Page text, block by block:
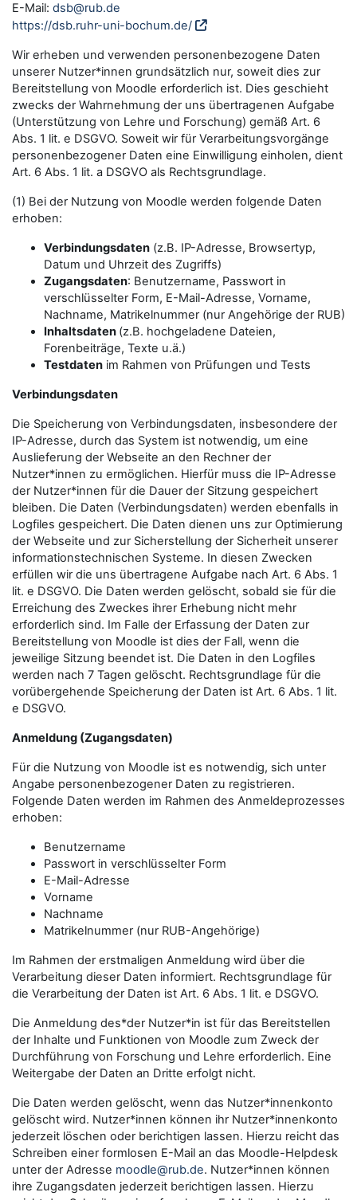
E-Mail: dsb@rub.de
https://dsb.ruhr-uni-bochum.de/
Wir erheben und verwenden personenbezogene Daten
unserer Nutzer*innen grundsätzlich nur, soweit dies zur
Bereitstellung von Moodle erforderlich ist. Dies geschieht
zwecks der Wahrnehmung der uns übertragenen Aufgabe
(Unterstützung von Lehre und Forschung) gemäß Art. 6
Abs. 1 lit. e DSGVO. Soweit wir für Verarbeitungsvorgänge
personenbezogener Daten eine Einwilligung einholen, dient
Art. 6 Abs. 1 lit. a DSGVO als Rechtsgrundlage.
(1) Bei der Nutzung von Moodle werden folgende Daten
erhoben:
Verbindungsdaten (z.B. IP-Adresse, Browsertyp,
Datum und Uhrzeit des Zugriffs)
Zugangsdaten: Benutzername, Passwort in
verschlüsselter Form, E-Mail-Adresse, Vorname,
Nachname, Matrikelnummer (nur Angehörige der RUB)
Inhaltsdaten (z.B. hochgeladene Dateien,
Forenbeiträge, Texte u.ä.)
Testdaten im Rahmen von Prüfungen und Tests
Verbindungsdaten
Die Speicherung von Verbindungsdaten, insbesondere der
IP-Adresse, durch das System ist notwendig, um eine
Auslieferung der Webseite an den Rechner der
Nutzer*innen zu ermöglichen. Hierfür muss die IP-Adresse
der Nutzer*innen für die Dauer der Sitzung gespeichert
bleiben. Die Daten (Verbindungsdaten) werden ebenfalls in
Logfiles gespeichert. Die Daten dienen uns zur Optimierung
der Webseite und zur Sicherstellung der Sicherheit unserer
informationstechnischen Systeme. In diesen Zwecken
erfüllen wir die uns übertragene Aufgabe nach Art. 6 Abs. 1
lit. e DSGVO. Die Daten werden gelöscht, sobald sie für die
Erreichung des Zweckes ihrer Erhebung nicht mehr
erforderlich sind. Im Falle der Erfassung der Daten zur
Bereitstellung von Moodle ist dies der Fall, wenn die
jeweilige Sitzung beendet ist. Die Daten in den Logfiles
werden nach 7 Tagen gelöscht. Rechtsgrundlage für die
vorübergehende Speicherung der Daten ist Art. 6 Abs. 1 lit.
e DSGVO.
Anmeldung (Zugangsdaten)
Für die Nutzung von Moodle ist es notwendig, sich unter
Angabe personenbezogener Daten zu registrieren.
Folgende Daten werden im Rahmen des Anmeldeprozesses
erhoben:
Benutzername
Passwort in verschlüsselter Form
E-Mail-Adresse
Vorname
Nachname
Matrikelnummer (nur RUB-Angehörige)
Im Rahmen der erstmaligen Anmeldung wird über die
Verarbeitung dieser Daten informiert. Rechtsgrundlage für
die Verarbeitung der Daten ist Art. 6 Abs. 1 lit. e DSGVO.
Die Anmeldung des*der Nutzer*in ist für das Bereitstellen
der Inhalte und Funktionen von Moodle zum Zweck der
Durchführung von Forschung und Lehre erforderlich. Eine
Weitergabe der Daten an Dritte erfolgt nicht.
Die Daten werden gelöscht, wenn das Nutzer*innenkonto
gelöscht wird. Nutzer*innen können ihr Nutzer*innenkonto
jederzeit löschen oder berichtigen lassen. Hierzu reicht das
Schreiben einer formlosen E-Mail an das Moodle-Helpdesk
unter der Adresse moodle@rub.de. Nutzer*innen können
ihre Zugangsdaten jederzeit berichtigen lassen. Hierzu